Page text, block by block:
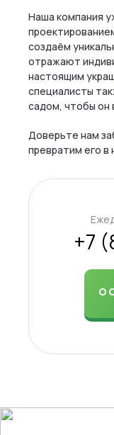
Наша компания
создаём
отражают
настоящим
специалисты
садом, чтобы он
Доверьте нам
превратим его в
+7